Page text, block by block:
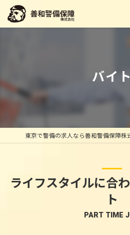
バイト
ライフスタイルに合
ト
PART TIME